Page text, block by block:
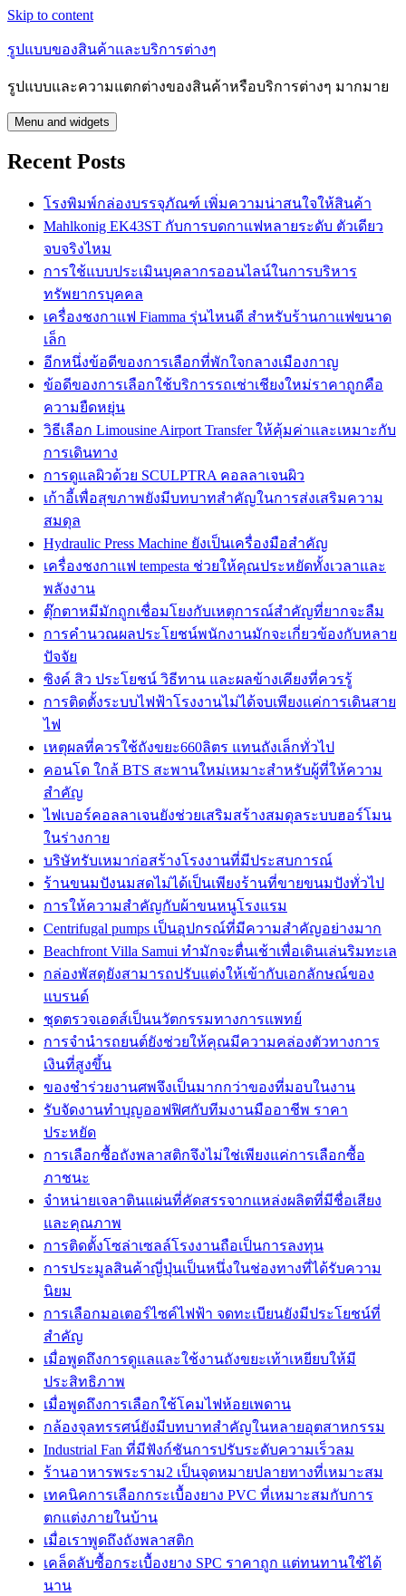
Skip to content
รูปแบบของสินค้าและบริการต่างๆ
รูปแบบและความแตกต่างของสินค้าหรือบริการต่างๆ มากมาย
Menu and widgets
Recent Posts
โรงพิมพ์กล่องบรรจุภัณฑ์ เพิ่มความน่าสนใจให้สินค้า
Mahlkonig EK43ST กับการบดกาแฟหลายระดับ ตัวเดียว
จบจริงไหม
การใช้แบบประเมินบุคลากรออนไลน์ในการบริหาร
ทรัพยากรบุคคล
เครื่องชงกาแฟ Fiamma รุ่นไหนดี สำหรับร้านกาแฟขนาด
เล็ก
อีกหนึ่งข้อดีของการเลือกที่พักใจกลางเมืองกาญ
ข้อดีของการเลือกใช้บริการรถเช่าเชียงใหม่ราคาถูกคือ
ความยืดหยุ่น
วิธีเลือก Limousine Airport Transfer ให้คุ้มค่าและเหมาะกับ
การเดินทาง
การดูแลผิวด้วย SCULPTRA คอลลาเจนผิว
เก้าอี้เพื่อสุขภาพยังมีบทบาทสำคัญในการส่งเสริมความ
สมดุล
Hydraulic Press Machine ยังเป็นเครื่องมือสำคัญ
เครื่องชงกาแฟ tempesta ช่วยให้คุณประหยัดทั้งเวลาและ
พลังงาน
ตุ๊กตาหมีมักถูกเชื่อมโยงกับเหตุการณ์สำคัญที่ยากจะลืม
การคำนวณผลประโยชน์พนักงานมักจะเกี่ยวข้องกับหลาย
ปัจจัย
ซิงค์ สิว ประโยชน์ วิธีทาน และผลข้างเคียงที่ควรรู้
การติดตั้งระบบไฟฟ้าโรงงานไม่ได้จบเพียงแค่การเดินสาย
ไฟ
เหตุผลที่ควรใช้ถังขยะ660ลิตร แทนถังเล็กทั่วไป
คอนโด ใกล้ BTS สะพานใหม่เหมาะสำหรับผู้ที่ให้ความ
สำคัญ
ไฟเบอร์คอลลาเจนยังช่วยเสริมสร้างสมดุลระบบฮอร์โมน
ในร่างกาย
บริษัทรับเหมาก่อสร้างโรงงานที่มีประสบการณ์
ร้านขนมปังนมสดไม่ได้เป็นเพียงร้านที่ขายขนมปังทั่วไป
การให้ความสำคัญกับผ้าขนหนูโรงแรม
Centrifugal pumps เป็นอุปกรณ์ที่มีความสำคัญอย่างมาก
Beachfront Villa Samui ทำมักจะตื่นเช้าเพื่อเดินเล่นริมทะเล
กล่องพัสดุยังสามารถปรับแต่งให้เข้ากับเอกลักษณ์ของ
แบรนด์
ชุดตรวจเอดส์เป็นนวัตกรรมทางการแพทย์
การจำนำรถยนต์ยังช่วยให้คุณมีความคล่องตัวทางการ
เงินที่สูงขึ้น
ของชำร่วยงานศพจึงเป็นมากกว่าของที่มอบในงาน
รับจัดงานทำบุญออฟฟิศกับทีมงานมืออาชีพ ราคา
ประหยัด
การเลือกซื้อถังพลาสติกจึงไม่ใช่เพียงแค่การเลือกซื้อ
ภาชนะ
จำหน่ายเจลาตินแผ่นที่คัดสรรจากแหล่งผลิตที่มีชื่อเสียง
และคุณภาพ
การติดตั้งโซล่าเซลล์โรงงานถือเป็นการลงทุน
การประมูลสินค้าญี่ปุ่นเป็นหนึ่งในช่องทางที่ได้รับความ
นิยม
การเลือกมอเตอร์ไซค์ไฟฟ้า จดทะเบียนยังมีประโยชน์ที่
สำคัญ
เมื่อพูดถึงการดูแลและใช้งานถังขยะเท้าเหยียบให้มี
ประสิทธิภาพ
เมื่อพูดถึงการเลือกใช้โคมไฟห้อยเพดาน
กล้องจุลทรรศน์ยังมีบทบาทสำคัญในหลายอุตสาหกรรม
Industrial Fan ที่มีฟังก์ชันการปรับระดับความเร็วลม
ร้านอาหารพระราม2 เป็นจุดหมายปลายทางที่เหมาะสม
เทคนิคการเลือกกระเบื้องยาง PVC ที่เหมาะสมกับการ
ตกแต่งภายในบ้าน
เมื่อเราพูดถึงถังพลาสติก
เคล็ดลับซื้อกระเบื้องยาง SPC ราคาถูก แต่ทนทานใช้ได้
นาน